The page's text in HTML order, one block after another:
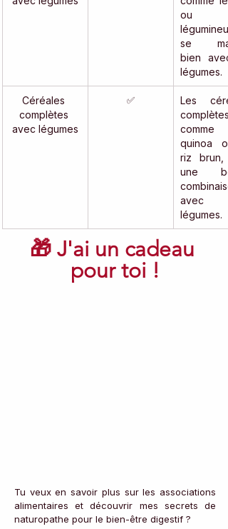
ou
se
bien
légumes.
Céréales
complètes
avec légumes
✅
Les
complètes,
quinoa
riz brun,
une
avec
légumes.
🎁 J'ai un cadeau
pour toi !
Tu veux en savoir plus sur les associations
alimentaires et découvrir mes secrets de
naturopathe pour le bien-être digestif ?